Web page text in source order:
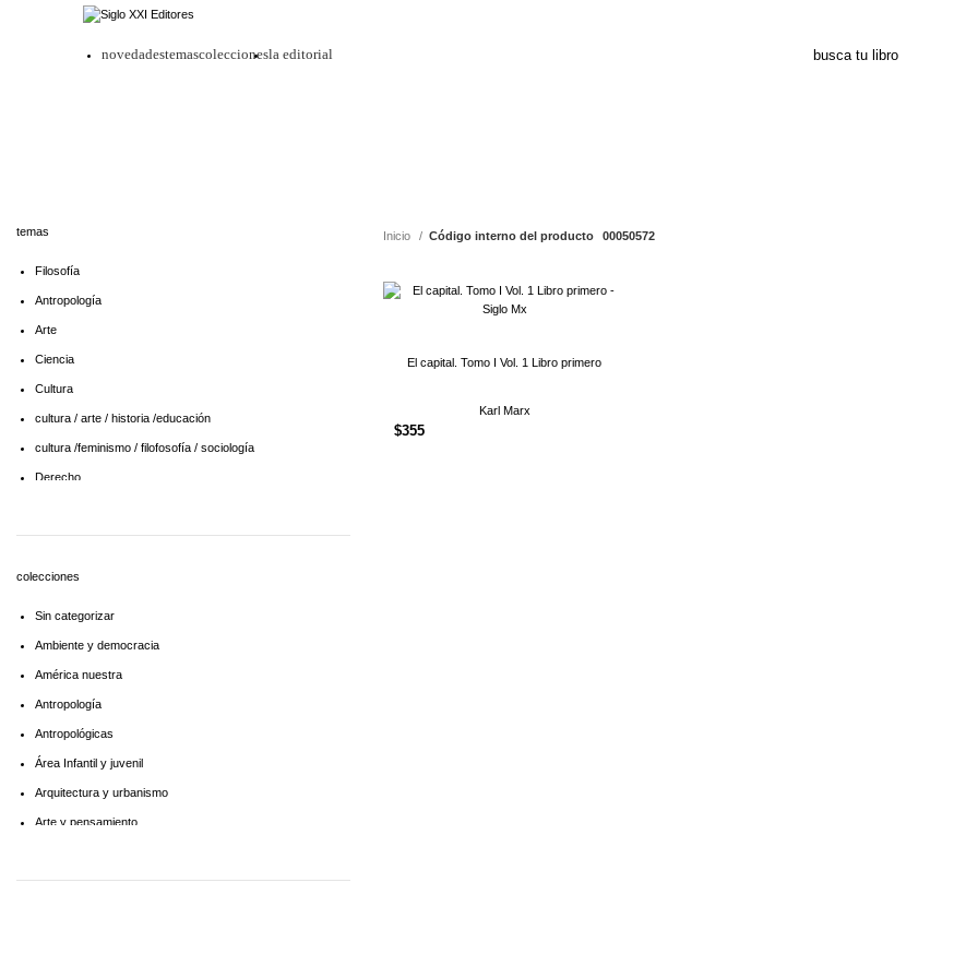
novedadestemascoleccionesla editorial
temas
Filosofía
Antropología
Arte
Ciencia
Cultura
cultura / arte / historia /educación
cultura /feminismo / filofosofía / sociología
Derecho
Educaciòn
Filosofía social
Historia
Lingüística
Literatura infantil
Medioambiente
Pensamiento crítico
Política
colecciones
Sin categorizar
Ambiente y democracia
América nuestra
Antropología
Antropológicas
Área Infantil y juvenil
Arquitectura y urbanismo
Arte y pensamiento
Biblioteca América Latina
Inicio Código interno del producto 00050572
El capital. Tomo I Vol. 1 Libro primero
Karl Marx
$355